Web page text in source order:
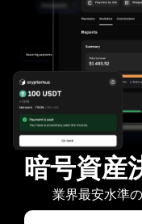
暗号資産
業界最安水準